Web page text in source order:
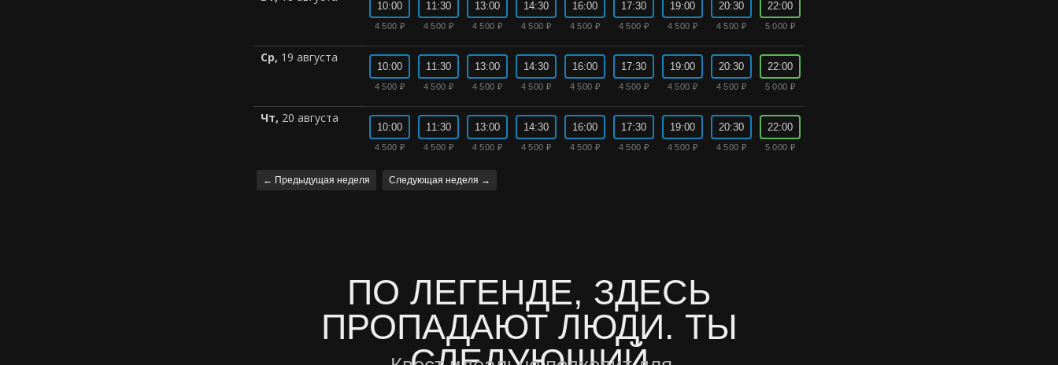
10:00
4 500 ₽
11:30
4 500 ₽
13:00
4 500 ₽
14:30
4 500 ₽
16:00
4 500 ₽
17:30
4 500 ₽
19:00
4 500 ₽
20:30
4 500 ₽
22:00
5 000 ₽
Ср, 19 августа
10:00
4 500 ₽
11:30
4 500 ₽
13:00
4 500 ₽
14:30
4 500 ₽
16:00
4 500 ₽
17:30
4 500 ₽
19:00
4 500 ₽
20:30
4 500 ₽
22:00
5 000 ₽
Чт, 20 августа
10:00
4 500 ₽
11:30
4 500 ₽
13:00
4 500 ₽
14:30
4 500 ₽
16:00
4 500 ₽
17:30
4 500 ₽
19:00
4 500 ₽
20:30
4 500 ₽
22:00
5 000 ₽
← Предыдущая неделя Следующая неделя →
ПО ЛЕГЕНДЕ, ЗДЕСЬ
ПРОПАДАЮТ ЛЮДИ. ТЫ
СЛЕДУЮЩИЙ
Квест идеально подходит для
впервые